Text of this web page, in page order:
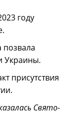
году
Украины.
присутствия
Свято-